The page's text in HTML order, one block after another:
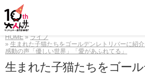
HOME
ライフ
生まれた子猫たちをゴールデンレトリバーに紹
感動の声「優しい世界」「愛があふれてる」
生まれた子猫たちをゴー